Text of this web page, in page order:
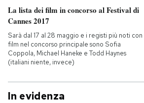
La lista dei film in concorso al Festival di
Cannes 2017
Sarà dal 17 al 28 maggio e i registi più noti con
film nel concorso principale sono Sofia
Coppola, Michael Haneke e Todd Haynes
(italiani niente, invece)
In evidenza